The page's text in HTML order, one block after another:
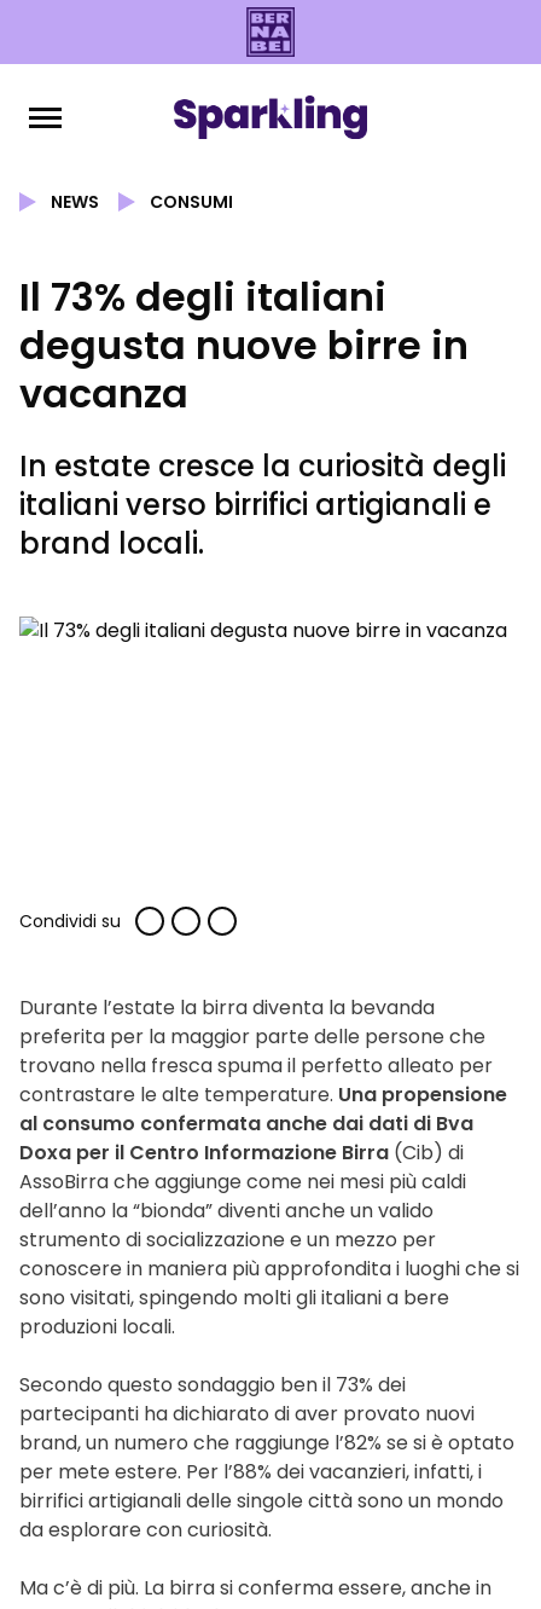
NEWS CONSUMI
Il 73% degli italiani
degusta nuove birre in
vacanza
In estate cresce la curiosità degli
italiani verso birrifici artigianali e
brand locali.
Condividi su
Durante l’estate la birra diventa la bevanda
preferita per la maggior parte delle persone che
trovano nella fresca spuma il perfetto alleato per
contrastare le alte temperature. Una propensione
al consumo confermata anche dai dati di Bva
Doxa per il Centro Informazione Birra (Cib) di
AssoBirra che aggiunge come nei mesi più caldi
dell’anno la “bionda” diventi anche un valido
strumento di socializzazione e un mezzo per
conoscere in maniera più approfondita i luoghi che si
sono visitati, spingendo molti gli italiani a bere
produzioni locali.
Secondo questo sondaggio ben il 73% dei
partecipanti ha dichiarato di aver provato nuovi
brand, un numero che raggiunge l’82% se si è optato
per mete estere. Per l’88% dei vacanzieri, infatti, i
birrifici artigianali delle singole città sono un mondo
da esplorare con curiosità.
Ma c’è di più. La birra si conferma essere, anche in